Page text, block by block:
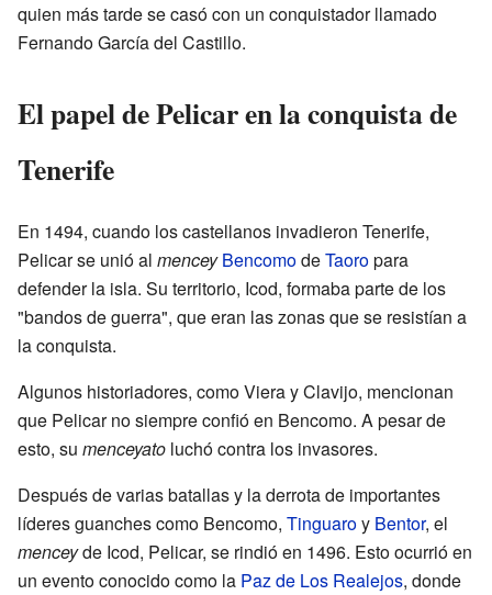
quien más tarde se casó con un conquistador llamado
Fernando García del Castillo.
El papel de Pelicar en la conquista de
Tenerife
En 1494, cuando los castellanos invadieron Tenerife,
Pelicar se unió al mencey BencomodeTaoropara
defender la isla. Su territorio, Icod, formaba parte de los
"bandos de guerra", que eran las zonas que se resistían a
la conquista.
Algunos historiadores, como Viera y Clavijo, mencionan
que Pelicar no siempre confió en Bencomo. A pesar de
esto, su menceyato luchó contra los invasores.
Después de varias batallas y la derrota de importantes
líderes guanches como Bencomo, Tinguaroy Bentor, el
menceyde Icod, Pelicar, se rindió en 1496. Esto ocurrió en
un evento conocido como la Paz de Los Realejos, donde